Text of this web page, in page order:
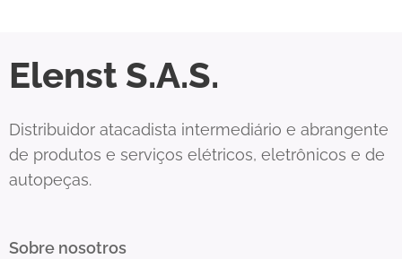
Elenst S.A.S.
Distribuidor atacadista intermediário e abrangente
de produtos e serviços elétricos, eletrônicos e de
autopeças.
Sobre nosotros